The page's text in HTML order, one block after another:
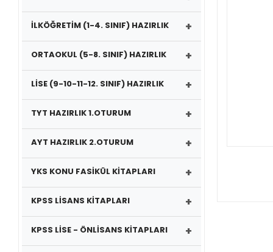
İLKÖĞRETİM (1-4. SINIF) HAZIRLIK +
ORTAOKUL (5-8. SINIF) HAZIRLIK +
LİSE (9-10-11-12. SINIF) HAZIRLIK +
TYT HAZIRLIK 1.OTURUM +
AYT HAZIRLIK 2.OTURUM +
YKS KONU FASİKÜL KİTAPLARI +
KPSS LİSANS KİTAPLARI +
KPSS LİSE - ÖNLİSANS KİTAPLARI +